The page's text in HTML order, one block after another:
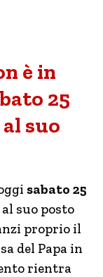
è in
25
al suo
sabato 25
al suo posto
proprio il
del Papa in
rientra